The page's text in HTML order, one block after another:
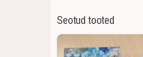
Seotud tooted